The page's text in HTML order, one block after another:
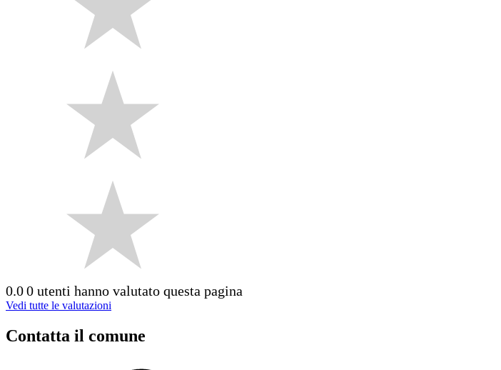
0.00 utenti hanno valutato questa pagina
Vedi tutte le valutazioni
Contatta il comune